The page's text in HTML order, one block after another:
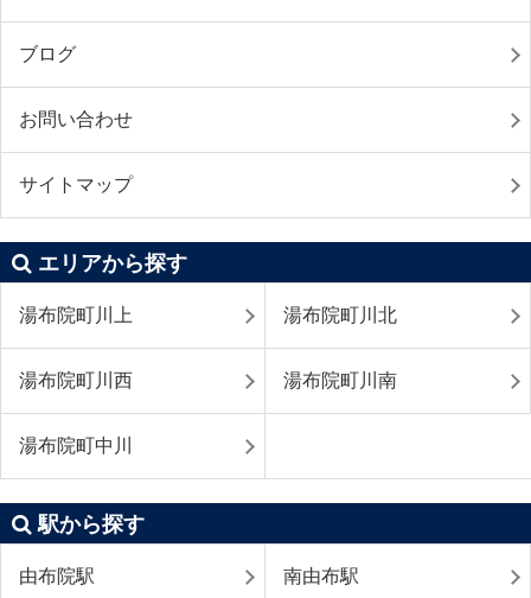
ブログ
お問い合わせ
サイトマップ
エリアから探す
湯布院町川上 湯布院町川北
湯布院町川西 湯布院町川南
湯布院町中川
駅から探す
由布院駅 南由布駅